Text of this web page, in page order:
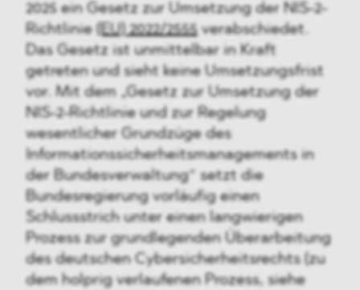
2025 ein Gesetz zur Umsetzung der NIS-2-
Richtlinie (EU) 2022/2555verabschiedet.
Das Gesetz ist unmittelbar in Kraft
getreten und sieht keine Umsetzungsfrist
vor. Mit dem „Gesetz zur Umsetzung der
NIS-2-Richtlinie und zur Regelung
wesentlicher Grundzüge des
Informationssicherheitsmanagements in
der Bundesverwaltung“ setzt die
Bundesregierung vorläufig einen
Schlussstrich unter einen langwierigen
Prozess zur grundlegenden Überarbeitung
des deutschen Cybersicherheitsrechts (zu
dem holprig verlaufenen Prozess, siehe